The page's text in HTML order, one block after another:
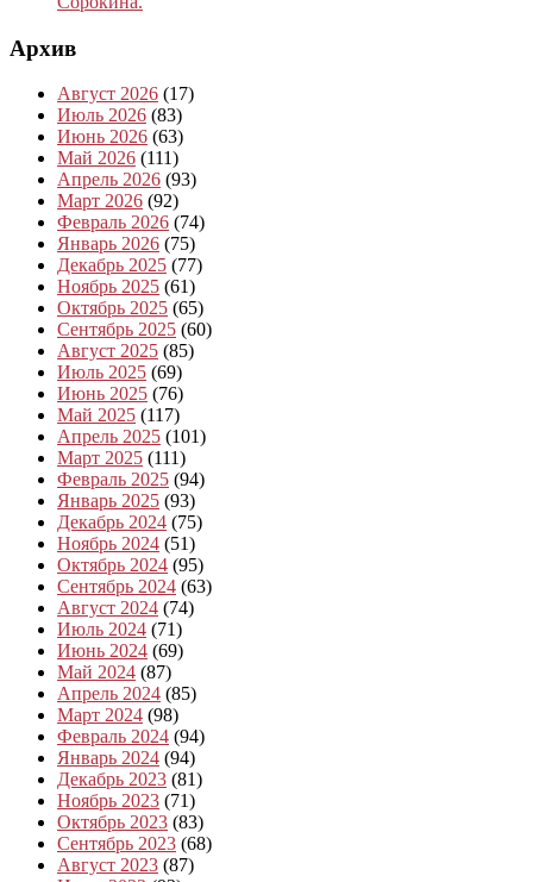
Архив
Август 2026 (17)
Июль 2026 (83)
Июнь 2026 (63)
Май 2026 (111)
Апрель 2026 (93)
Март 2026 (92)
Февраль 2026 (74)
Январь 2026 (75)
Декабрь 2025 (77)
Ноябрь 2025 (61)
Октябрь 2025 (65)
Сентябрь 2025 (60)
Август 2025 (85)
Июль 2025 (69)
Июнь 2025 (76)
Май 2025 (117)
Апрель 2025 (101)
Март 2025 (111)
Февраль 2025 (94)
Январь 2025 (93)
Декабрь 2024 (75)
Ноябрь 2024 (51)
Октябрь 2024 (95)
Сентябрь 2024 (63)
Август 2024 (74)
Июль 2024 (71)
Июнь 2024 (69)
Май 2024 (87)
Апрель 2024 (85)
Март 2024 (98)
Февраль 2024 (94)
Январь 2024 (94)
Декабрь 2023 (81)
Ноябрь 2023 (71)
Октябрь 2023 (83)
Сентябрь 2023 (68)
Август 2023 (87)